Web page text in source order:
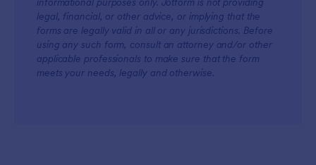
legal, financial, or other advice, or implying that the
forms are legally valid in all or any jurisdictions. Before
using any such form, consult an attorney and/or other
applicable professionals to make sure that the form
meets your needs, legally and otherwise.